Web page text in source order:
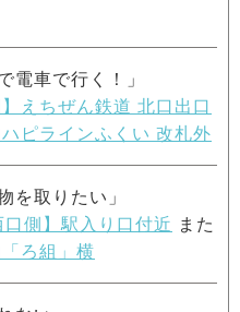
電車で行く！」
えちぜん鉄道 北口出口
ピラインふくい 改札外
を取りたい」
側】駅入り口付近 また
ろ組」横